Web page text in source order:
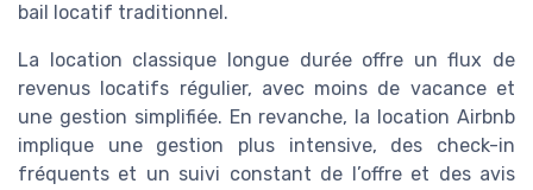
bail locatif traditionnel.
La location classique longue durée offre un flux de
revenus locatifs régulier, avec moins de vacance et
une gestion simplifiée. En revanche, la location Airbnb
implique une gestion plus intensive, des check-in
fréquents et un suivi constant de l’offre et des avis